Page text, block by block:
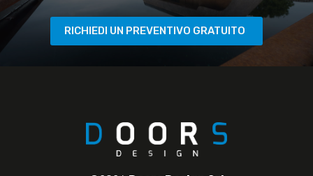
RICHIEDI UN PREVENTIVO GRATUITO